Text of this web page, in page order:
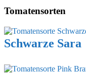
Tomatensorten
Schwarze Sara